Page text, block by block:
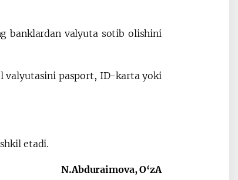
banklardan valyuta sotib olishini
valyutasini pasport, ID-karta yoki
etadi.
N.Abduraimova, O‘zA